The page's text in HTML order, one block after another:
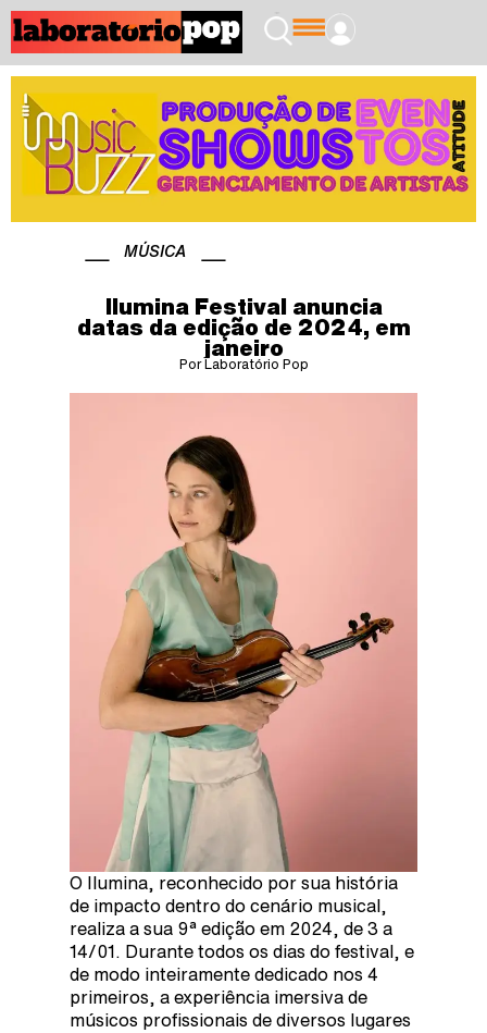
MÚSICA
Ilumina Festival anuncia
datas da edição de 2024, em
janeiro
Por Laboratório Pop
O Ilumina, reconhecido por sua história
de impacto dentro do cenário musical,
realiza a sua 9ª edição em 2024, de 3 a
14/01. Durante todos os dias do festival, e
de modo inteiramente dedicado nos 4
primeiros, a experiência imersiva de
músicos profissionais de diversos lugares